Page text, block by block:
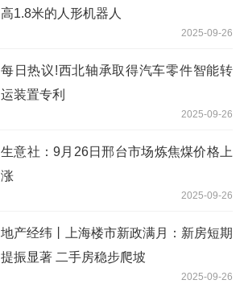
高1.8米的人形机器人
2025-09-26
每日热议!西北轴承取得汽车零件智能转
运装置专利
2025-09-26
生意社：9月26日邢台市场炼焦煤价格上
涨
2025-09-26
地产经纬丨上海楼市新政满月：新房短期
提振显著 二手房稳步爬坡
2025-09-26